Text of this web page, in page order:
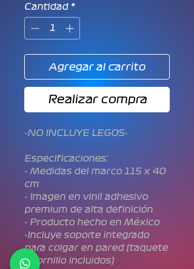
Cantidad *
Agregar al carrito
Realizar compra
-NO INCLUYE LEGOS-
Especificaciones:
- Medidas del marco 115 x 40
cm
- Imagen en vinil adhesivo
premium de alta definición
- Producto hecho en México
-Incluye soporte integrado
para colgar en pared (taquete
y tornillo incluidos)